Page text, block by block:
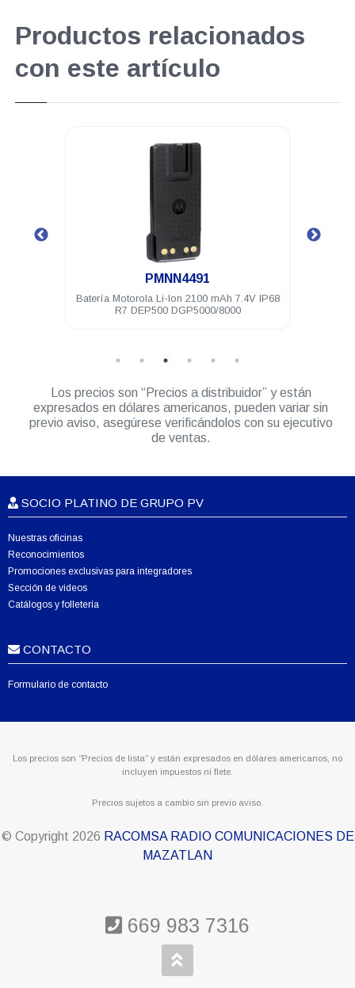
Productos relacionados
con este artículo
.
PMNN4491
Batería Motorola Li-Ion 2100 mAh 7.4V IP68
R7 DEP500 DGP5000/8000
Los precios son “Precios a distribuidor” y están
expresados en dólares americanos, pueden variar sin
previo aviso, asegúrese verificándolos con su ejecutivo
de ventas.
SOCIO PLATINO DE GRUPO PV
Nuestras oficinas
Reconocimientos
Promociones exclusivas para integradores
Sección de videos
Catálogos y folletería
CONTACTO
Formulario de contacto
Los precios son “Precios de lista” y están expresados en dólares americanos, no
incluyen impuestos ni flete.
Precios sujetos a cambio sin previo aviso.
© Copyright 2026 RACOMSA RADIO COMUNICACIONES DE
MAZATLAN
669 983 7316